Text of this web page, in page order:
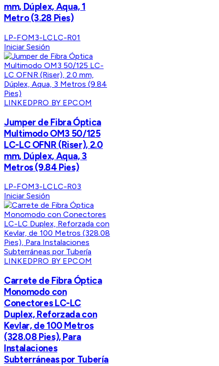
mm, Dúplex, Aqua, 1
Metro (3.28 Pies)
LP-FOM3-LCLC-R01
Iniciar Sesión
LINKEDPRO BY EPCOM
Jumper de Fibra Óptica
Multimodo OM3 50/125
LC-LC OFNR (Riser), 2.0
mm, Dúplex, Aqua, 3
Metros (9.84 Pies)
LP-FOM3-LCLC-R03
Iniciar Sesión
LINKEDPRO BY EPCOM
Carrete de Fibra Óptica
Monomodo con
Conectores LC-LC
Duplex, Reforzada con
Kevlar, de 100 Metros
(328.08 Pies), Para
Instalaciones
Subterráneas por Tubería